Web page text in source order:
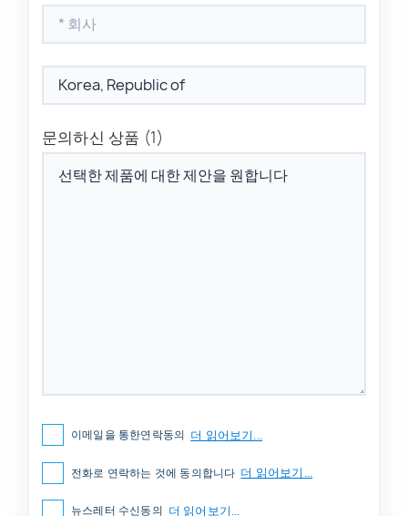
문의하신 상품 (1)
이메일을 통한연락동의 더 읽어보기...
전화로 연락하는 것에 동의합니다 더 읽어보기...
뉴스레터 수신동의 더 읽어보기...